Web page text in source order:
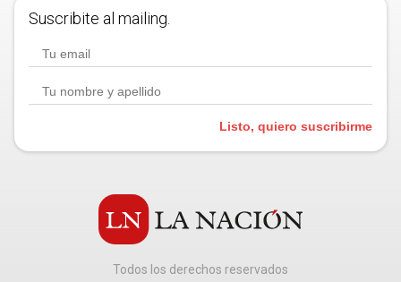
Suscribite al mailing.
Listo, quiero suscribirme
Todos los derechos reservados